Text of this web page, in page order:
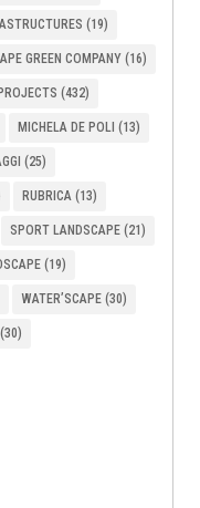
(19)
GREEN COMPANY (16)
(432)
MICHELA DE POLI (13)
(25)
RUBRICA (13)
SPORT LANDSCAPE (21)
(19)
WATER’SCAPE (30)
(30)